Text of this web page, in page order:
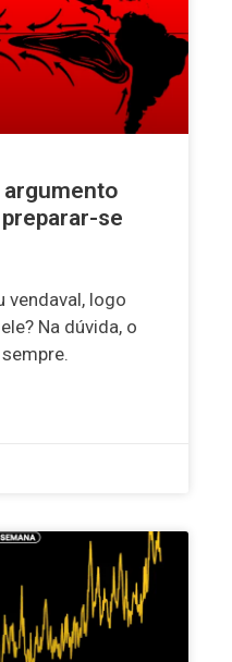
argumento
se
vendaval, logo
Na dúvida, o